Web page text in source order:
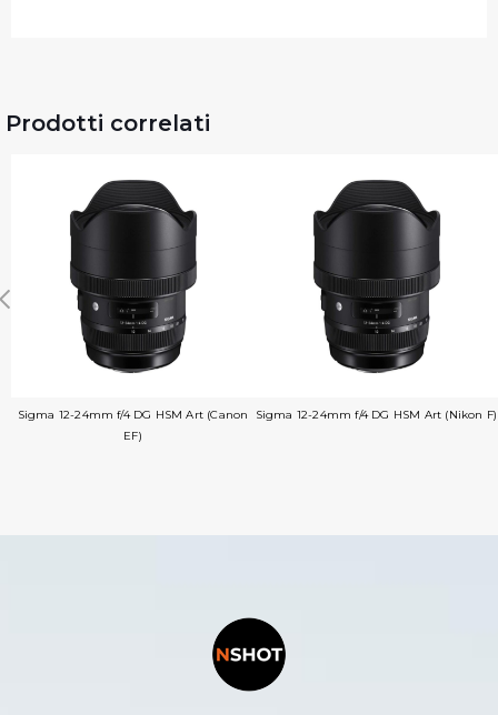
Prodotti correlati
Sigma 12-24mm f/4 DG HSM Art (Canon
EF)
Sigma 12-24mm f/4 DG HSM Art (Nikon F)